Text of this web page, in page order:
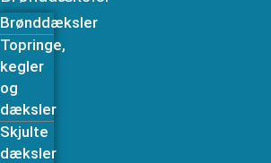
Brønddæksler
Topringe,
kegler
og
dæksler
Skjulte
dæksler